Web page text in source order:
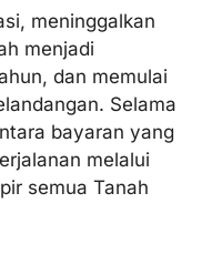
meninggalkan
menjadi
dan memulai
Selama
bayaran yang
melalui
semua Tanah